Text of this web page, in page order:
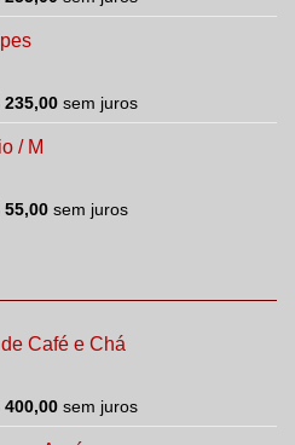
235,00 sem juros
/ M
55,00 sem juros
Café e Chá
400,00 sem juros